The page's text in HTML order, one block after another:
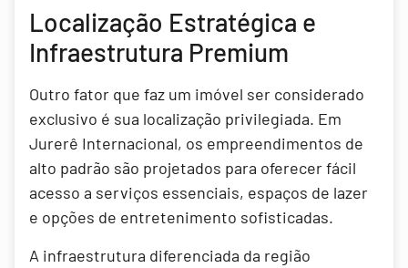
Localização Estratégica e
Infraestrutura Premium
Outro fator que faz um imóvel ser considerado
exclusivo é sua localização privilegiada. Em
Jurerê Internacional, os empreendimentos de
alto padrão são projetados para oferecer fácil
acesso a serviços essenciais, espaços de lazer
e opções de entretenimento sofisticadas.
A infraestrutura diferenciada da região